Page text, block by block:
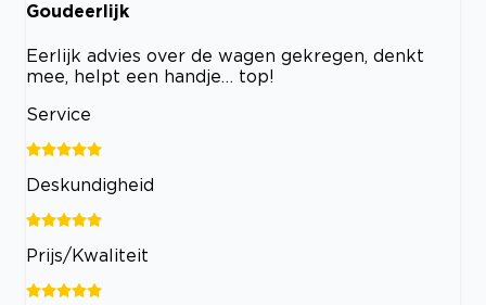
Goudeerlijk
Eerlijk advies over de wagen gekregen, denkt
mee, helpt een handje… top!
Service
Deskundigheid
Prijs/Kwaliteit